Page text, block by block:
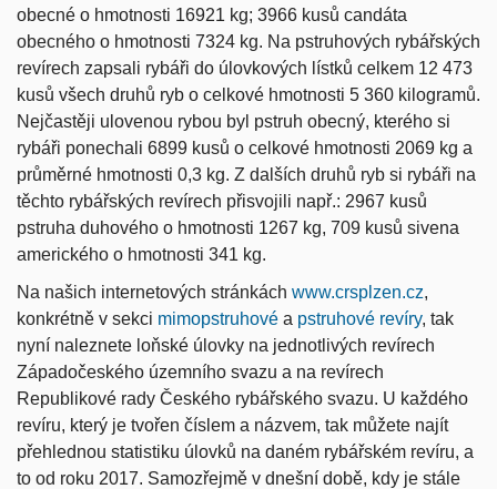
obecné o hmotnosti 16921 kg; 3966 kusů candáta
obecného o hmotnosti 7324 kg. Na pstruhových rybářských
revírech zapsali rybáři do úlovkových lístků celkem 12 473
kusů všech druhů ryb o celkové hmotnosti 5 360 kilogramů.
Nejčastěji ulovenou rybou byl pstruh obecný, kterého si
rybáři ponechali 6899 kusů o celkové hmotnosti 2069 kg a
průměrné hmotnosti 0,3 kg. Z dalších druhů ryb si rybáři na
těchto rybářských revírech přisvojili např.: 2967 kusů
pstruha duhového o hmotnosti 1267 kg, 709 kusů sivena
amerického o hmotnosti 341 kg.
Na našich internetových stránkách www.crsplzen.cz,
konkrétně v sekci mimopstruhové a pstruhové revíry, tak
nyní naleznete loňské úlovky na jednotlivých revírech
Západočeského územního svazu a na revírech
Republikové rady Českého rybářského svazu. U každého
revíru, který je tvořen číslem a názvem, tak můžete najít
přehlednou statistiku úlovků na daném rybářském revíru, a
to od roku 2017. Samozřejmě v dnešní době, kdy je stále